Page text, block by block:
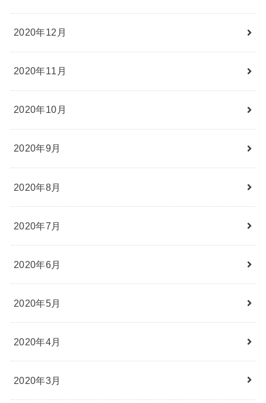
2020年12月
2020年11月
2020年10月
2020年9月
2020年8月
2020年7月
2020年6月
2020年5月
2020年4月
2020年3月